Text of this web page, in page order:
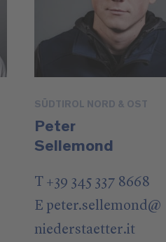
SÜDTIROL NORD & OST
Peter
Sellemond
T +39 345 337 8668
E peter.sellemond@
niederstaetter.it